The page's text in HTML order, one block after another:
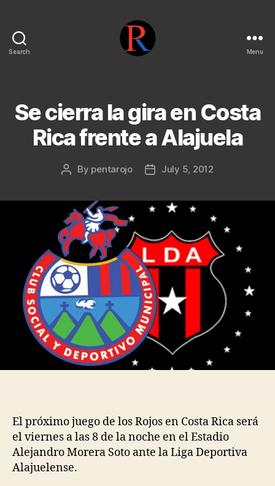
Search Menu
Se cierra la gira en Costa
Rica frente a Alajuela
Post
By pentarojo
PostJuly 5, 2012
El próximo juego de los Rojos en Costa Rica será
el viernes a las 8 de la noche en el Estadio
Alejandro Morera Soto ante la Liga Deportiva
Alajuelense.